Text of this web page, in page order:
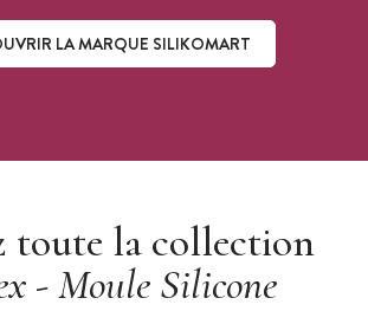
LA MARQUE SILIKOMART
toute la collection
- Moule Silicone